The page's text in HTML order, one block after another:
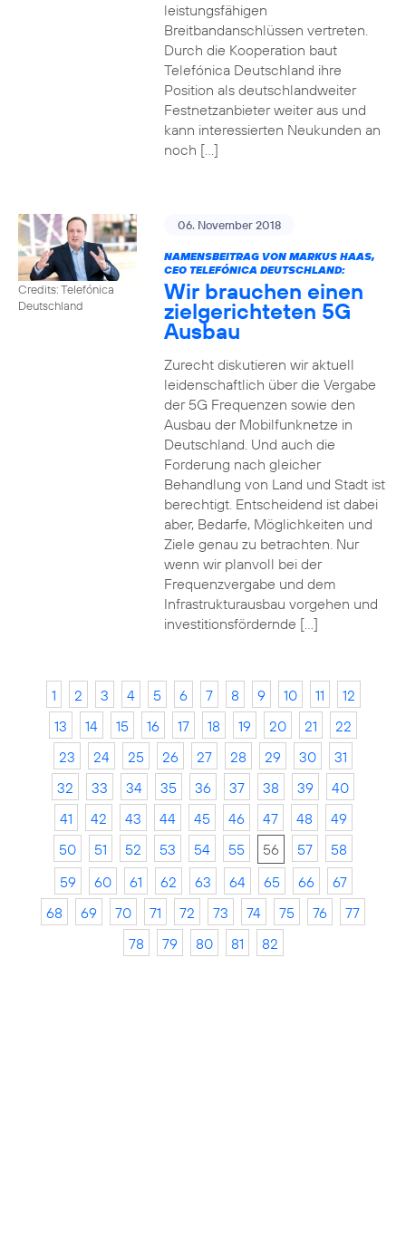
leistungsfähigen
Breitbandanschlüssen vertreten.
Durch die Kooperation baut
Telefónica Deutschland ihre
Position als deutschlandweiter
Festnetzanbieter weiter aus und
kann interessierten Neukunden an
noch […]
Credits: Telefónica
Deutschland
06. November 2018
NAMENSBEITRAG VON MARKUS HAAS,
CEO TELEFÓNICA DEUTSCHLAND:
Wir brauchen einen
zielgerichteten 5G
Ausbau
Zurecht diskutieren wir aktuell
leidenschaftlich über die Vergabe
der 5G Frequenzen sowie den
Ausbau der Mobilfunknetze in
Deutschland. Und auch die
Forderung nach gleicher
Behandlung von Land und Stadt ist
berechtigt. Entscheidend ist dabei
aber, Bedarfe, Möglichkeiten und
Ziele genau zu betrachten. Nur
wenn wir planvoll bei der
Frequenzvergabe und dem
Infrastrukturausbau vorgehen und
investitionsfördernde […]
1 2 3 4 5 6 7 8 9 10 11
12
13
14 15 16 17 18 19 20 21
22
23
24 25 26 27 28 29 30
31
32
33 34 35 36 37 38 39
40
41
42 43 44 45 46 47 48
49
50
51 52 53 54 55 56 57
58
59
60 61 62 63 64 65 66
67
68
69 70 71 72 73 74 75 76
77
78
79 80 81 82